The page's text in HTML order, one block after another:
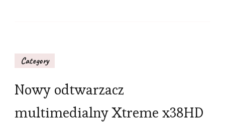
Category
Nowy odtwarzacz
multimedialny Xtreme x38HD